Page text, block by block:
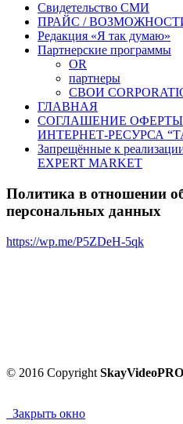
Свидетельство СМИ
ПРАЙС /
Редакция «Я так думаю»
Партнерские программы
OR
партнеры
СВОИ
ГЛАВНАЯ
СОГЛАШЕНИЕ
ИНТЕРНЕТ-РЕСУРСА
Запрещённые к
EXPERT MARKET
Политика в отношении
персональных данных
https://wp.me/P5ZDeH-5qk
© 2016 Copyright SkayVideoPRO
Закрыть окно